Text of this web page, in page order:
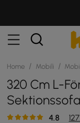
Home / Mobili /
320 Cm L-
Und Leinen
4.8